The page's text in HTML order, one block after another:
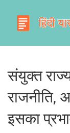
संयुक्त
राजनीति,
इसका